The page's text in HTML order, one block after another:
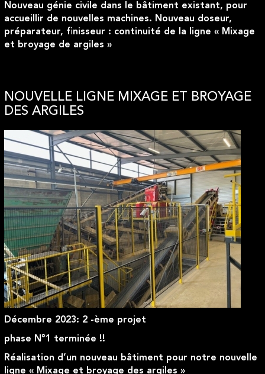
Nouveau génie civile dans le bâtiment existant, pour
accueillir de nouvelles machines. Nouveau doseur,
préparateur, finisseur : continuité de la ligne « Mixage
et broyage de argiles »
NOUVELLE LIGNE MIXAGE ET BROYAGE
DES ARGILES
Décembre 2023: 2 -ème projet
phase N°1 terminée !!
Réalisation d’un nouveau bâtiment pour notre nouvelle
ligne « Mixage et broyage des argiles »